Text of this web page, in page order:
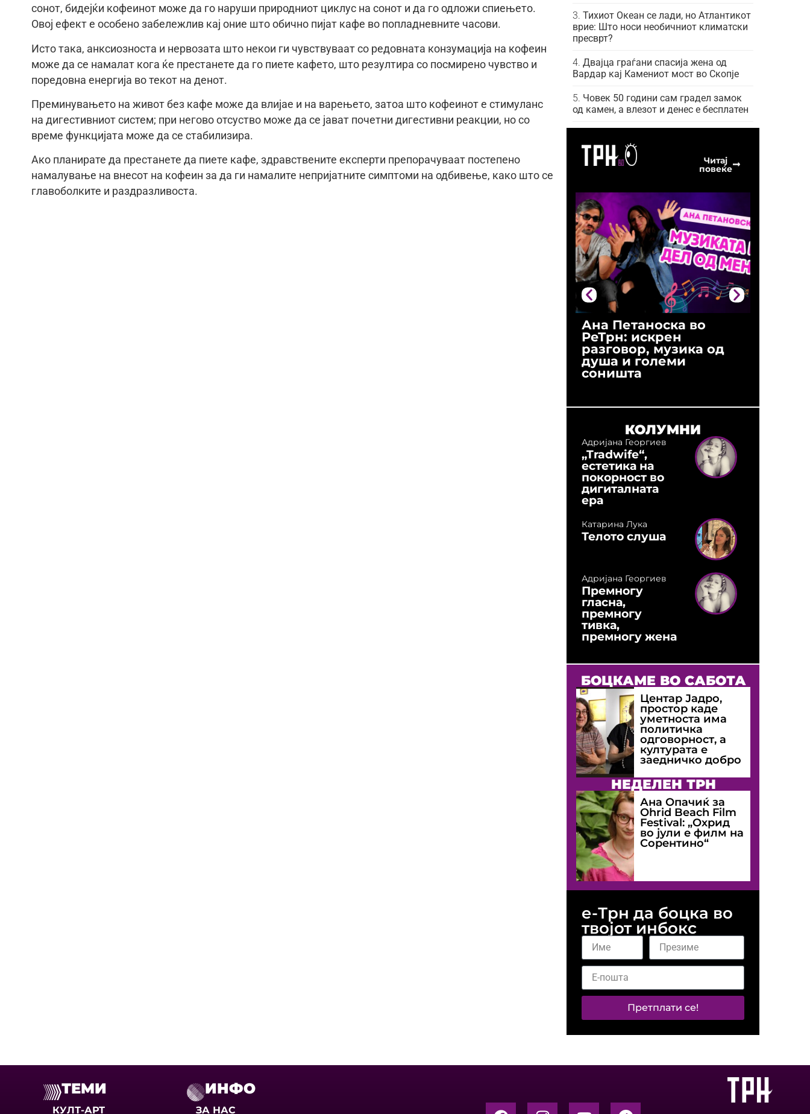
сонот, бидејќи кофеинот може да го наруши природниот циклус на сонот и да го одложи спиењето.
Овој ефект е особено забележлив кај оние што обично пијат кафе во попладневните часови.
Исто така, анксиозноста и нервозата што некои ги чувствуваат со редовната конзумација на кофеин
може да се намалат кога ќе престанете да го пиете кафето, што резултира со посмирено чувство и
поредовна енергија во текот на денот.
Преминувањето на живот без кафе може да влијае и на варењето, затоа што кофеинот е стимуланс
на дигестивниот систем; при негово отсуство може да се јават почетни дигестивни реакции, но со
време функцијата може да се стабилизира.
Ако планирате да престанете да пиете кафе, здравствените експерти препорачуваат постепено
намалување на внесот на кофеин за да ги намалите непријатните симптоми на одбивење, како што се
главоболките и раздразливоста.
Тихиот Океан се лади, но Атлантикот
врие: Што носи необичниот климатски
пресврт?
Двајца граѓани спасија жена од
Вардар кај Камениот мост во Скопје
Човек 50 години сам градел замок
од камен, а влезот и денес е бесплатен
Читај
повеќе
Ана Петаноска во
РеТрн: искрен
разговор, музика од
душа и големи
соништа
КОЛУМНИ
Адријана Георгиев
„Tradwife“,
естетика на
покорност во
дигиталната
ера
Катарина Лука
Телото слуша
Адријана Георгиев
Премногу
гласна,
премногу
тивка,
премногу жена
БОЦКАМЕ ВО САБОТА
Центар Јадро,
простор каде
уметноста има
политичка
одговорност, а
културата е
заедничко добро
НЕДЕЛЕН ТРН
Ана Опачиќ за
Оhrid Beach Film
Festival: „Охрид
во јули е филм на
Сорентино“
е-Трн да боцка во
твојот инбокс
Претплати се!
ТЕМИ
КУЛТ-АРТ
ИНФО
ЗА НАС